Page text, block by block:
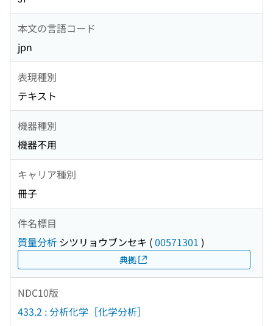
本文の言語コード
jpn
表現種別
テキスト
機器種別
機器不用
キャリア種別
冊子
件名標目
質量分析 シツリョウブンセキ (00571301 )
典拠
NDC10版
433.2 : 分析化学［化学分析］